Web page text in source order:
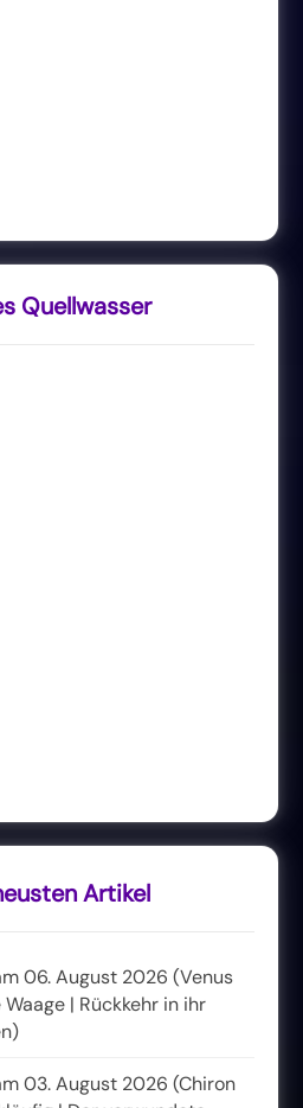
Quellwasser
Artikel
06. August 2026 (Venus
| Rückkehr in ihr
03. August 2026 (Chiron